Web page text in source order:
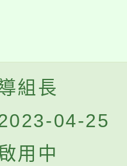
組長
04-25
用中